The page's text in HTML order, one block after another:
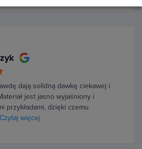
dają solidną dawkę ciekawej i
jest jasno wyjaśniony i
przykładami, dzięki czemu
Czytaj więcej